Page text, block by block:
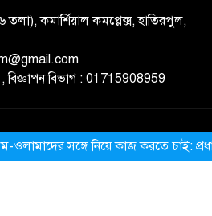
তলা), কমার্শিয়াল কমপ্লেক্স, হাতিরপুল,
বিজ্ঞাপন বিভাগ : 01715908959
© BanglaScoop
BYThemesBazar.com
সঙ্গে নিয়ে কাজ করতে চাই: প্রধানমন্ত্রী